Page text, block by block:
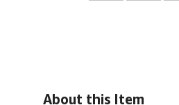
About this Item